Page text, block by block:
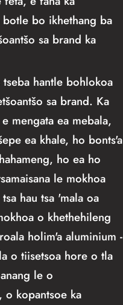
bo ikhethang ba
sa brand ka
tseba hantle bohlokoa
sa brand. Ka
mengata ea mebala,
ea khale, ho bonts'a
ho ea ho
le mokhoa
hau tsa 'mala oa
o khethehileng
holim'a aluminium -
o tiisetsoa hore o tla
le o
o kopantsoe ka